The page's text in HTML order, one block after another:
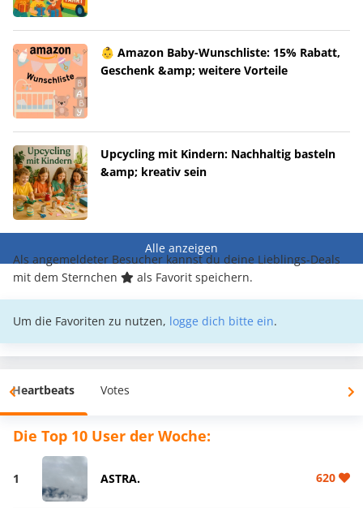
👶 Amazon Baby-Wunschliste: 15% Rabatt,
Geschenk &amp; weitere Vorteile
Upcycling mit Kindern: Nachhaltig basteln
&amp; kreativ sein
Alle anzeigen
Als angemeldeter Besucher kannst du deine Lieblings-Deals
mit dem Sternchen
als Favorit speichern.
Um die Favoriten zu nutzen, logge dich bitte ein.
Heartbeats Votes
Die Top 10 User der Woche:
1 ASTRA. 620